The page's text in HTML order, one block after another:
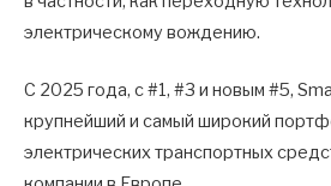
электрическому вождению.
С 2025 года, с #1, #3 и новым #5,
крупнейший и самый широкий
электрических транспортных